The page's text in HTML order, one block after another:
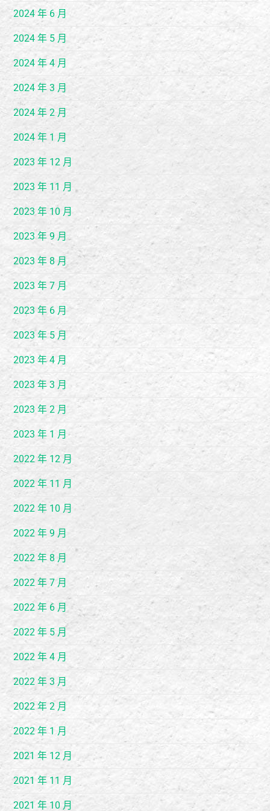
2024 年 6 月
2024 年 5 月
2024 年 4 月
2024 年 3 月
2024 年 2 月
2024 年 1 月
2023 年 12 月
2023 年 11 月
2023 年 10 月
2023 年 9 月
2023 年 8 月
2023 年 7 月
2023 年 6 月
2023 年 5 月
2023 年 4 月
2023 年 3 月
2023 年 2 月
2023 年 1 月
2022 年 12 月
2022 年 11 月
2022 年 10 月
2022 年 9 月
2022 年 8 月
2022 年 7 月
2022 年 6 月
2022 年 5 月
2022 年 4 月
2022 年 3 月
2022 年 2 月
2022 年 1 月
2021 年 12 月
2021 年 11 月
2021 年 10 月